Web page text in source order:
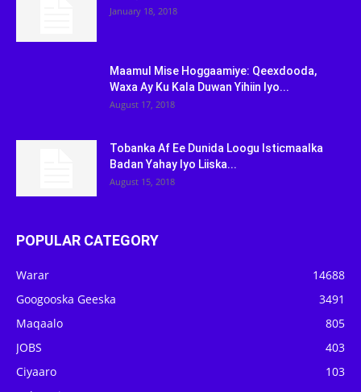
January 18, 2018
Maamul Mise Hoggaamiye: Qeexdooda,
Waxa Ay Ku Kala Duwan Yihiin Iyo...
August 17, 2018
Tobanka Af Ee Dunida Loogu Isticmaalka
Badan Yahay Iyo Liiska...
August 15, 2018
POPULAR CATEGORY
Warar
14688
Googooska Geeska
3491
Maqaalo
805
JOBS
403
Ciyaaro
103